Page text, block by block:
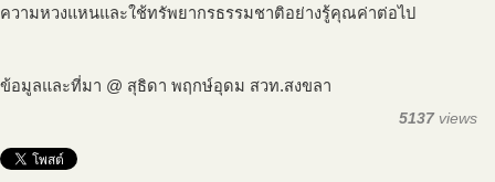
ความหวงแหนและใช้ทรัพยากรธรรมชาติอย่างรู้คุณค่าต่อไป
ข้อมูลและที่มา @ สุธิดา พฤกษ์อุดม สวท.สงขลา
5137views